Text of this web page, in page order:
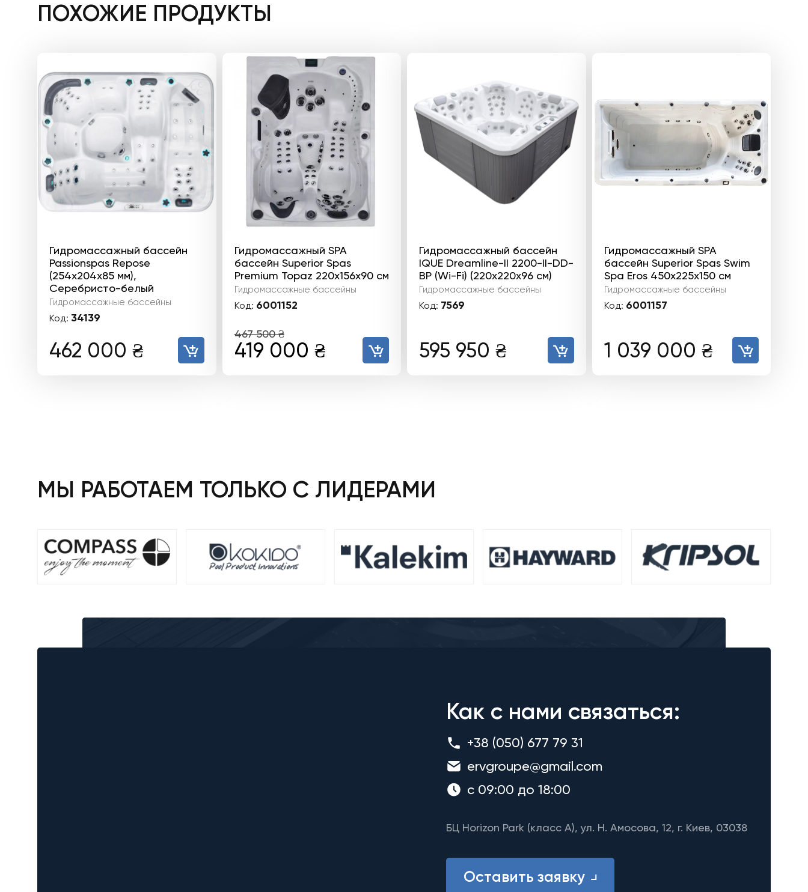
ПОХОЖИЕ ПРОДУКТЫ
Гидромассажный бассейн
Passionspas Repose
(254х204х85 мм),
Серебристо-белый
Гидромассажные бассейны
Код: 34139
462 000 ₴
Гидромассажный SPA
бассейн Superior Spas
Premium Topaz 220x156x90 см
Гидромассажные бассейны
Код: 6001152
467 500₴
Первоначальная
419 000 ₴Текущая
цена:
Гидромассажный бассейн
IQUE Dreamline-II 2200-II-DD-
BP (Wi-Fi) (220х220х96 см)
Гидромассажные бассейны
Код: 7569
595 950 ₴
Гидромассажный SPA
бассейн Superior Spas Swim
Spa Eros 450x225x150 см
Гидромассажные бассейны
Код: 6001157
1 039 000 ₴
МЫ РАБОТАЕМ ТОЛЬКО С ЛИДЕРАМИ
Как с нами связаться:
+38 (050) 677 79 31
ervgroupe@gmail.com
с 09:00 до 18:00
БЦ Horizon Park (класс A), ул. Н. Амосова, 12, г. Киев, 03038
Оставить заявку